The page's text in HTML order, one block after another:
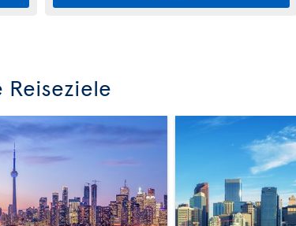
Reiseziele